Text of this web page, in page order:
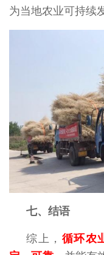
为当地农业可持续
七、结语
综上， 循环农